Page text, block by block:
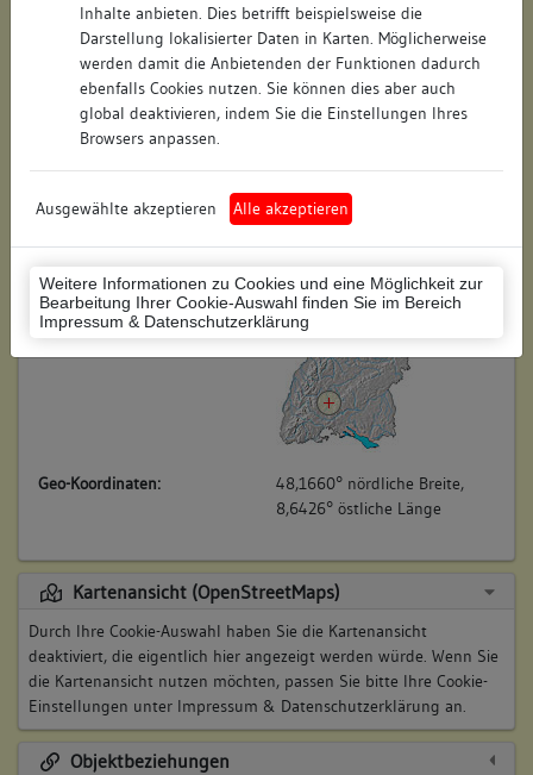
Inhalte anbieten. Dies betrifft beispielsweise die
Darstellung lokalisierter Daten in Karten. Möglicherweise
werden damit die Anbietenden der Funktionen dadurch
ebenfalls Cookies nutzen. Sie können dies aber auch
global deaktivieren, indem Sie die Einstellungen Ihres
Browsers anpassen.
Ausgewählte akzeptieren Alle akzeptieren
Weitere Informationen zu Cookies und eine Möglichkeit zur
Bearbeitung Ihrer Cookie-Auswahl finden Sie im Bereich
Impressum & Datenschutzerklärung
Regierungsbezirk: Freiburg
Rottweil (Landkreis)
Wohnplatzschlüssel: 8325049025
Flurstücknummer: keine
Historischer Straßenname: keiner
Lage des Wohnplatzes:
Geo-Koordinaten:
48,1660° nördliche Breite,
8,6426° östliche Länge
Kartenansicht (OpenStreetMaps)
Durch Ihre Cookie-Auswahl haben Sie die Kartenansicht
deaktiviert, die eigentlich hier angezeigt werden würde. Wenn Sie
die Kartenansicht nutzen möchten, passen Sie bitte Ihre Cookie-
Einstellungen unter Impressum & Datenschutzerklärung an.
Objektbeziehungen